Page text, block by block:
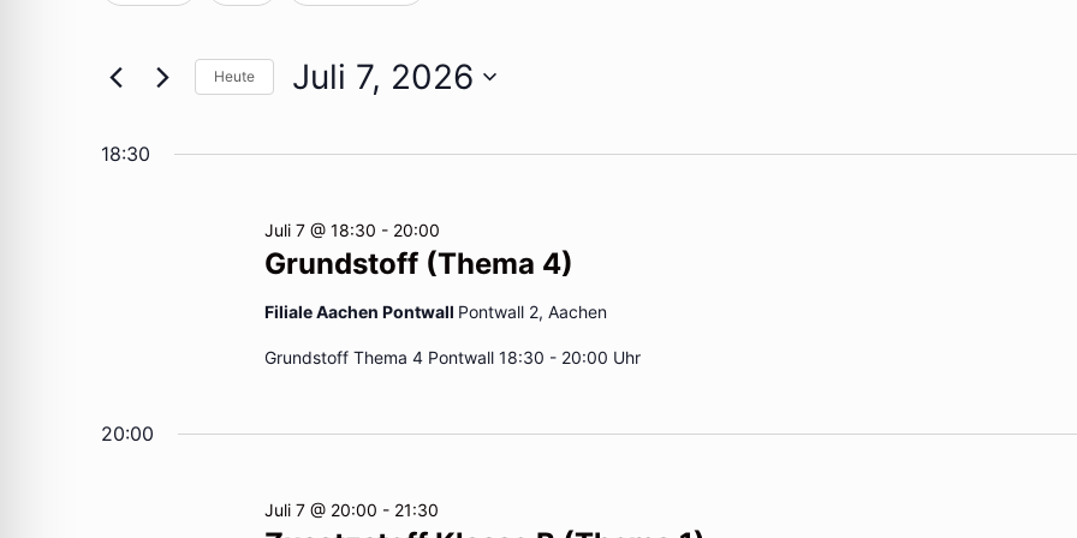
Juli
7,
2026
und
Ansichten,
Navigation
Veranstaltungen
Schlüsselwort.
der
wird
Ergebnissen
Heute Juli 7, 2026
wählen.
18:30
Grundstoff (Thema 4)
Juli 7 @ 18:30 - 20:00
Filiale Aachen Pontwall Pontwall 2, Aachen
Grundstoff Thema 4 Pontwall 18:30 - 20:00 Uhr
20:00
Juli 7 @ 20:00 - 21:30